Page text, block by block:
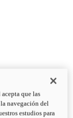
que las
navegación del
estudios para